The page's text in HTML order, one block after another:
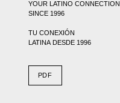
YOUR LATINO CONNECTION
SINCE 1996
TU CONEXIÓN
LATINA DESDE 1996
PDF